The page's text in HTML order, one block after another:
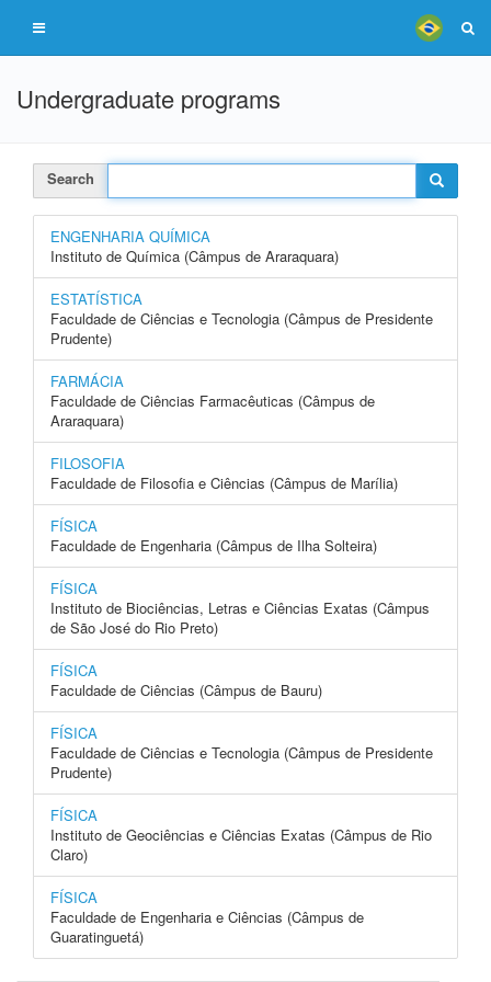
Undergraduate programs
Search
ENGENHARIA QUÍMICA
Instituto de Química (Câmpus de Araraquara)
ESTATÍSTICA
Faculdade de Ciências e Tecnologia (Câmpus de Presidente
Prudente)
FARMÁCIA
Faculdade de Ciências Farmacêuticas (Câmpus de
Araraquara)
FILOSOFIA
Faculdade de Filosofia e Ciências (Câmpus de Marília)
FÍSICA
Faculdade de Engenharia (Câmpus de Ilha Solteira)
FÍSICA
Instituto de Biociências, Letras e Ciências Exatas (Câmpus
de São José do Rio Preto)
FÍSICA
Faculdade de Ciências (Câmpus de Bauru)
FÍSICA
Faculdade de Ciências e Tecnologia (Câmpus de Presidente
Prudente)
FÍSICA
Instituto de Geociências e Ciências Exatas (Câmpus de Rio
Claro)
FÍSICA
Faculdade de Engenharia e Ciências (Câmpus de
Guaratinguetá)